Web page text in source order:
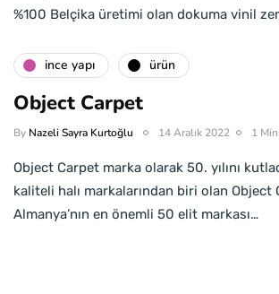
%100 Belçika üretimi olan dokuma vinil
i̇nce yapı ürün
Object Carpet
By Nazeli Sayra Kurtoğlu 14 Aralık 2022 1
Object Carpet marka olarak 50. yılını
kaliteli halı markalarından biri olan Object
Almanya’nın en önemli 50 elit markası…